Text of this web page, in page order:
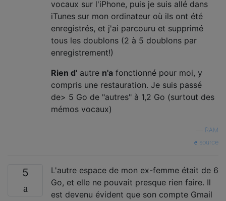
vocaux sur l'iPhone, puis je suis allé dans
iTunes sur mon ordinateur où ils ont été
enregistrés, et j'ai parcouru et supprimé
tous les doublons (2 à 5 doublons par
enregistrement!)
Rien d' autre n'a fonctionné pour moi, y
compris une restauration. Je suis passé
de> 5 Go de "autres" à 1,2 Go (surtout des
mémos vocaux)
RAM
source
5
L'autre espace de mon ex-femme était de 6
Go, et elle ne pouvait presque rien faire. Il
est devenu évident que son compte Gmail